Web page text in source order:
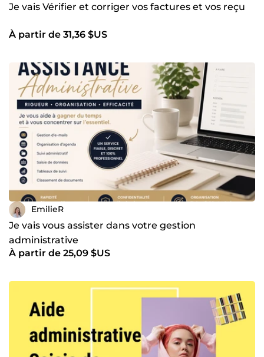
Je vais Vérifier et corriger vos factures et vos reçu
À partir de 31,36 $US
EmilieR
Je vais vous assister dans votre gestion
administrative
À partir de 25,09 $US